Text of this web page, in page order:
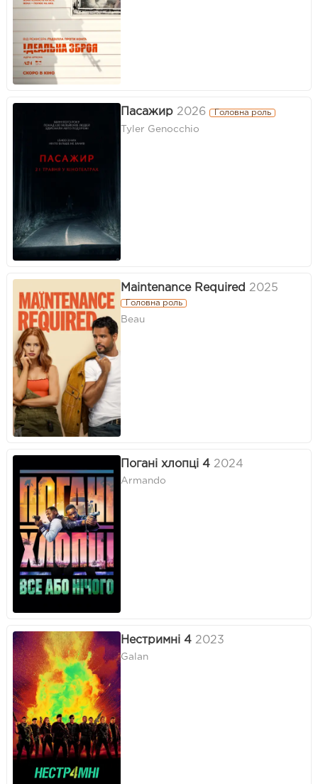
Пасажир 2026 Головна роль
Tyler Genocchio
Maintenance Required 2025
Головна роль
Beau
Погані хлопці 4 2024
Armando
Нестримні 4 2023
Galan